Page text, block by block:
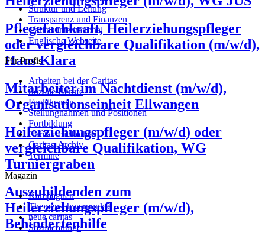
unbefristet
Beschäftigungsumfang
Teilzeit
Vollzeit
Pflegefachkraft, Heilerziehungspfleger
oder vergleichbare Qualifikation (m/w/d),
Haus Klara
Mitarbeiter im Nachtdienst (m/w/d),
Organisationseinheit Ellwangen
Heilerziehungspfleger (m/w/d) oder
vergleichbare Qualifikation, WG
Turniergraben
Auszubildenden zum
Heilerziehungspfleger (m/w/d),
Behindertenhilfe
Struktur und Leitung
Transparenz und Finanzen
Caritas international
Englische Webseite
Für Profis
Arbeiten bei der Caritas
Soziale Berufe
Fachthemen
Stellungnahmen und Positionen
Fortbildung
Caritas-Bibliothek
Caritas-Archiv
Termine
Magazin
Kampagnen
Themenschwerpunkte
neue caritas
Sozialcourage